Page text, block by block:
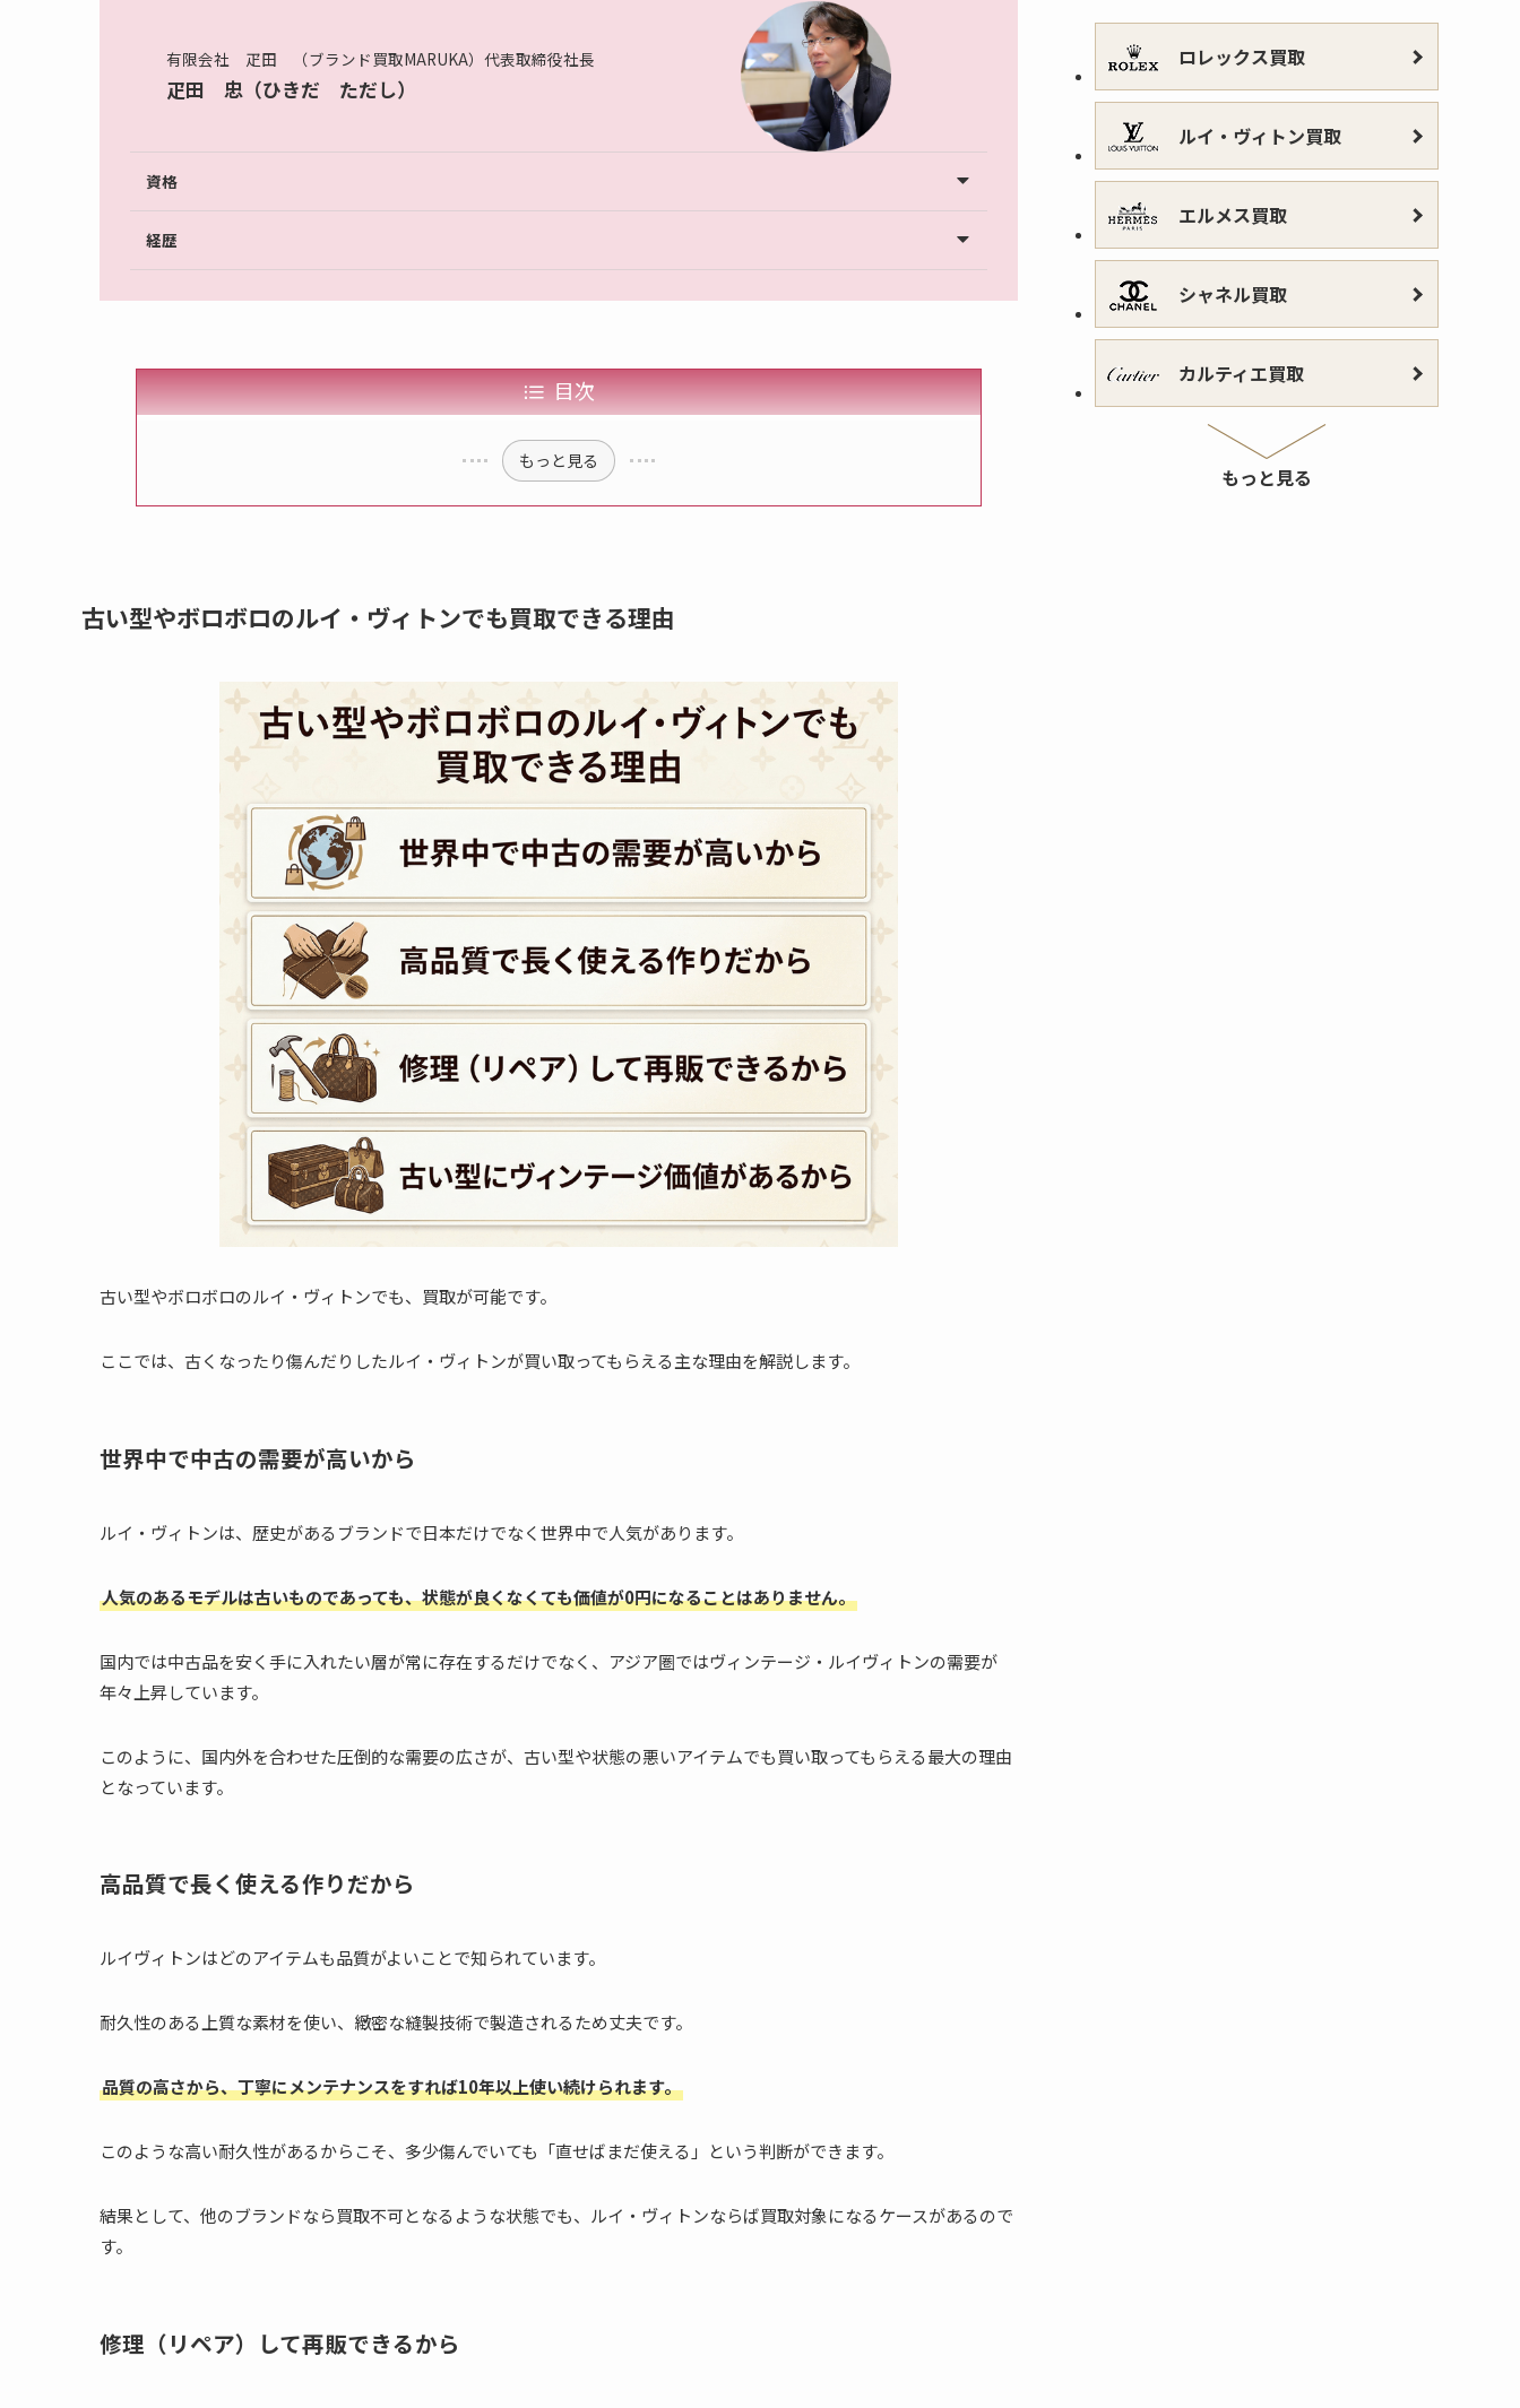
有限会社 疋田 （ブランド買取MARUKA）代表取締役社長
疋田 忠（ひきだ ただし）
資格
経歴
目次
もっと見る
古い型やボロボロのルイ・ヴィトンでも買取できる理由
古い型やボロボロのルイ・ヴィトンでも、買取が可能です。
ここでは、古くなったり傷んだりしたルイ・ヴィトンが買い取ってもらえる主な理由を解説します。
世界中で中古の需要が高いから
ルイ・ヴィトンは、歴史があるブランドで日本だけでなく世界中で人気があります。
人気のあるモデルは古いものであっても、状態が良くなくても価値が0円になることはありません。
国内では中古品を安く手に入れたい層が常に存在するだけでなく、アジア圏ではヴィンテージ・ルイヴィトンの需要が
年々上昇しています。
このように、国内外を合わせた圧倒的な需要の広さが、古い型や状態の悪いアイテムでも買い取ってもらえる最大の理由
となっています。
高品質で長く使える作りだから
ルイヴィトンはどのアイテムも品質がよいことで知られています。
耐久性のある上質な素材を使い、緻密な縫製技術で製造されるため丈夫です。
品質の高さから、丁寧にメンテナンスをすれば10年以上使い続けられます。
このような高い耐久性があるからこそ、多少傷んでいても「直せばまだ使える」という判断ができます。
結果として、他のブランドなら買取不可となるような状態でも、ルイ・ヴィトンならば買取対象になるケースがあるので
す。
修理（リペア）して再販できるから
ロレックス買取
ルイ・ヴィトン買取
エルメス買取
シャネル買取
カルティエ買取